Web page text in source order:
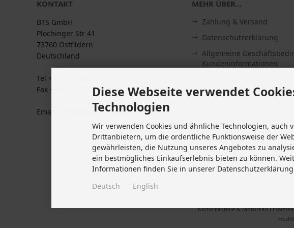
KONTAKT
BTS GmbH
Plochinger Str 41
73760 Ostfildern
Deutschland
Tel +49 711 633 47 127
Fax +49 711 470 76 588
Email: info@biketeile-service.de
MEHR ÜBER...
Zahlung & Versand
Datenschutzerklärung
Allgemeine
Kundeninformationen
Kontakt
Lieferzeit
Vertrag widerrufen
Cookie Einstellungen
Motorradteile & Motorrad
mod
Diese Webseite verwendet
Technologien
Wir verwenden Cookies und ähnliche Technologien, auch
Drittanbietern, um die ordentliche Funktionsweise der
gewährleisten, die Nutzung unseres Angebotes zu
ein bestmögliches Einkaufserlebnis bieten zu können.
Informationen finden Sie in unserer
Deutsch English